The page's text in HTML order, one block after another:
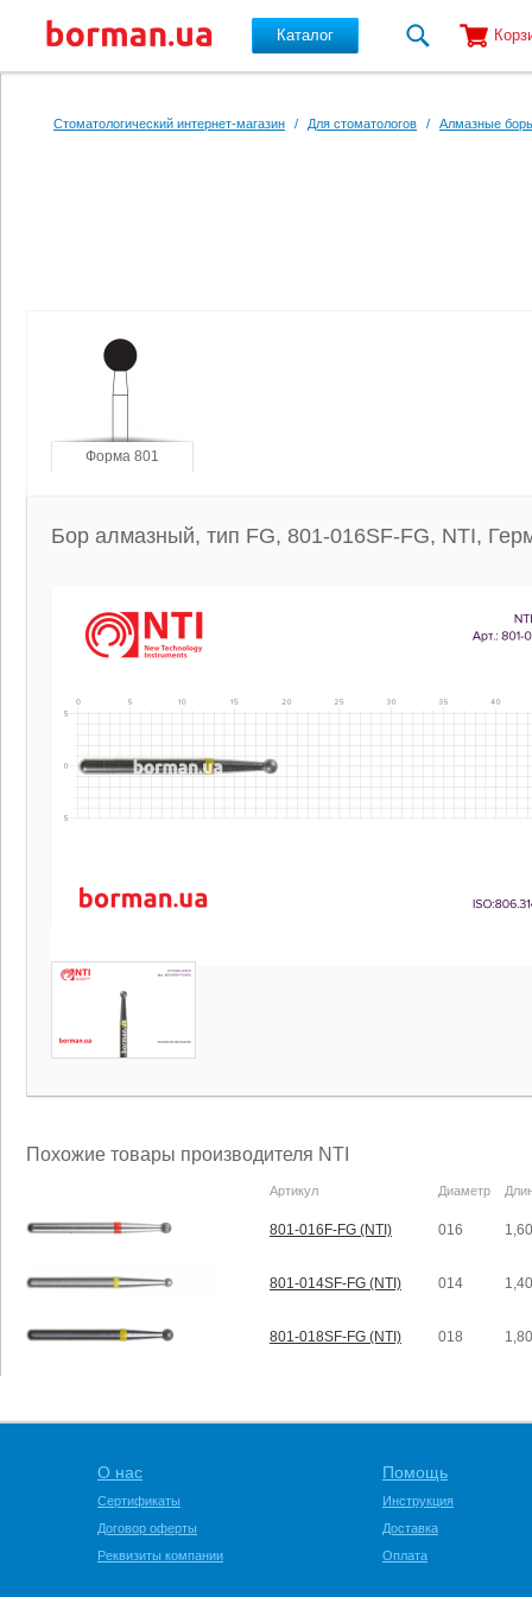
Каталог
Стоматологический интернет-магазин / Для стоматологов / Алмазные
Форма 801
Бор алмазный, тип FG, 801-016SF-FG, NTI,
Похожие товары производителя NTI
Артикул Диаметр
801-016F-FG (NTI) 016 1,60
801-014SF-FG (NTI) 014 1,40
801-018SF-FG (NTI) 018 1,80
О нас
Сертификаты
Договор оферты
Реквизиты компании
Помощь
Инструкция
Доставка
Оплата